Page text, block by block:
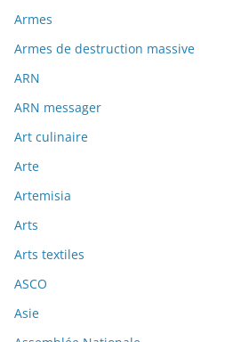
Armes
Armes de destruction massive
ARN
ARN messager
Art culinaire
Arte
Artemisia
Arts
Arts textiles
ASCO
Asie